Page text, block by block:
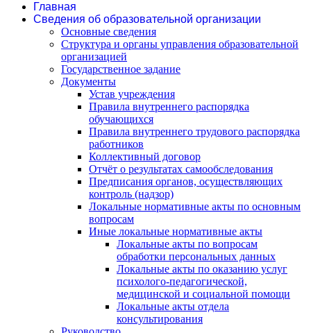
Главная
Сведения об образовательной организации
Основные сведения
Структура и органы управления образовательной
организацией
Государственное задание
Документы
Устав учреждения
Правила внутреннего распорядка
обучающихся
Правила внутреннего трудового распорядка
работников
Коллективный договор
Отчёт о результатах самообследования
Предписания органов, осуществляющих
контроль (надзор)
Локальные нормативные акты по основным
вопросам
Иные локальные нормативные акты
Локальные акты по вопросам
обработки персональных данных
Локальные акты по оказанию услуг
психолого-педагогической,
медицинской и социальной помощи
Локальные акты отдела
консультирования